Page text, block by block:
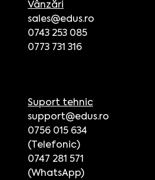
Vânzări
sales@edus.ro
0743 253 085
0773 731 316
Suport tehnic
support@edus.ro
0756 015 634
(Telefonic)
0747 281 571
(WhatsApp)